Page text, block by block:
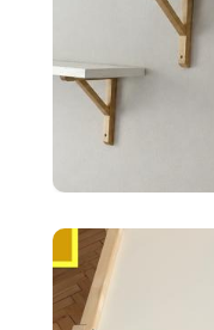
biele 120X20cm